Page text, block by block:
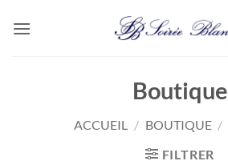
Boutique
ACCUEIL / BOUTIQUE /
FILTRER